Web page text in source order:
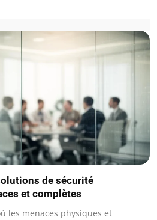
de sécurité
et complètes
les menaces physiques et